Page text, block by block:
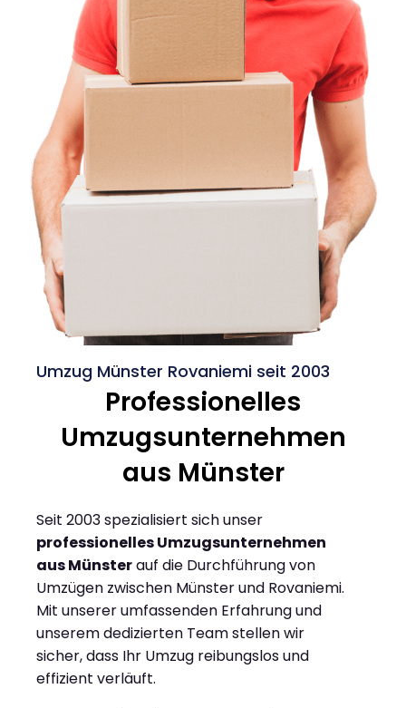
Umzug Münster Rovaniemi seit 2003
Professionelles
Umzugsunternehmen
aus Münster
Seit 2003 spezialisiert sich unser
professionelles Umzugsunternehmen
aus Münsterauf die Durchführung von
Umzügen zwischen Münster und Rovaniemi.
Mit unserer umfassenden Erfahrung und
unserem dedizierten Team stellen wir
sicher, dass Ihr Umzug reibungslos und
effizient verläuft.